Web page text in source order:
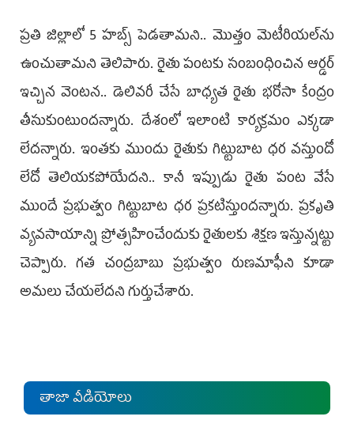
ప్రతి జిల్లాలో 5 హబ్స్‌ పెడతామని.. మొత్తం మెటీరియల్‌ను
ఉంచుతామని తెలిపారు. రైతు పంటకు సంబంధించిన ఆర్డర్‌
ఇచ్చిన వెంటన.. డెలివరీ చేసే బాధ్యత రైతు భరోసా కేంద్రం
తీసుకుంటుందన్నారు. దేశంలో ఇలాంటి కార్యక్రమం ఎక్కడా
లేదన్నారు. ఇంతకు ముందు రైతుకు గిట్టుబాట ధర వస్తుందో
లేదో తెలియకపోయేదని.. కానీ ఇప్పుడు రైతు పంట వేసే
ముందే ప్రభుత్వం గిట్టుబాట ధర ప్రకటిస్తుందన్నారు. ప్రకృతి
వ్యవసాయాన్ని ప్రోత్సహించేందుకు రైతులకు శిక్షణ ఇస్తున్నట్టు
చెప్పారు. గత చంద్రబాబు ప్రభుత్వం రుణమాఫీని కూడా
అమలు చేయలేదని గుర్తుచేశారు.
తాజా వీడియోలు